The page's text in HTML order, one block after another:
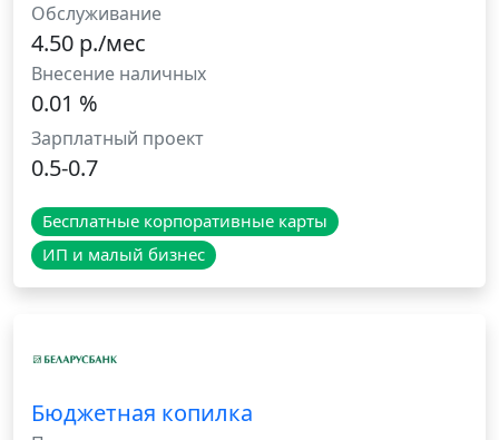
Обслуживание
4.50 р./мес
Внесение наличных
0.01 %
Зарплатный проект
0.5-0.7
Бесплатные корпоративные карты
ИП и малый бизнес
Бюджетная копилка